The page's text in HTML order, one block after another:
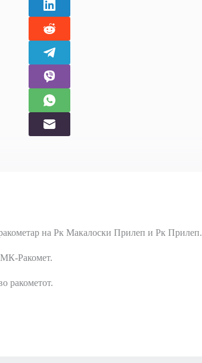
на Рк Макалоски Прилеп и Рк Прилеп.
Ракомет.
ракометот.